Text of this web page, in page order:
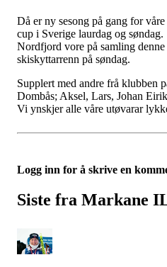
Då er ny sesong på gang for
cup i Sverige laurdag og
Nordfjord vore på samling
skiskyttarrenn på søndag.
Supplert med andre frå klubben
Dombås; Aksel, Lars, Johan
Vi ynskjer alle våre utøvarar
Logg inn for å skrive en
Siste fra Markane